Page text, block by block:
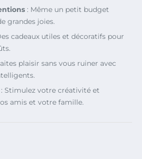
: Même un petit budget
grandes joies.
cadeaux utiles et décoratifs pour
plaisir sans vous ruiner avec
: Stimulez votre créativité et
amis et votre famille.